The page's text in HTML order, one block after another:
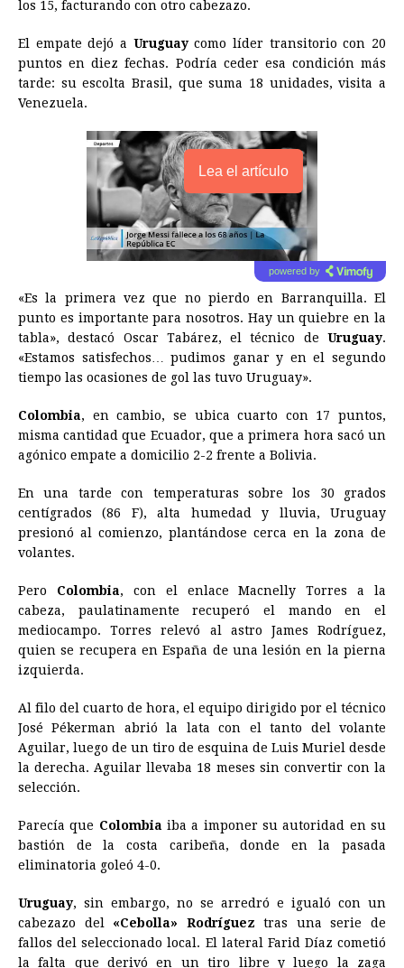
los 15, facturando con otro cabezazo.
El empate dejó a Uruguaycomo líder transitorio con 20
puntos en diez fechas. Podría ceder esa condición más
tarde: su escolta Brasil, que suma 18 unidades, visita a
Venezuela.
Lea el artículo
powered by
«Es la primera vez que no pierdo en Barranquilla. El
punto es importante para nosotros. Hay un quiebre en la
tabla», destacó Oscar Tabárez, el técnico de Uruguay.
«Estamos satisfechos… pudimos ganar y en el segundo
tiempo las ocasiones de gol las tuvo Uruguay».
Colombia, en cambio, se ubica cuarto con 17 puntos,
misma cantidad que Ecuador, que a primera hora sacó un
agónico empate a domicilio 2-2 frente a Bolivia.
En una tarde con temperaturas sobre los 30 grados
centígrados (86 F), alta humedad y lluvia, Uruguay
presionó al comienzo, plantándose cerca en la zona de
volantes.
Pero Colombia, con el enlace Macnelly Torres a la
cabeza, paulatinamente recuperó el mando en el
mediocampo. Torres relevó al astro James Rodríguez,
quien se recupera en España de una lesión en la pierna
izquierda.
Al filo del cuarto de hora, el equipo dirigido por el técnico
José Pékerman abrió la lata con el tanto del volante
Aguilar, luego de un tiro de esquina de Luis Muriel desde
la derecha. Aguilar llevaba 18 meses sin convertir con la
selección.
Parecía que Colombia iba a imponer su autoridad en su
bastión de la costa caribeña, donde en la pasada
eliminatoria goleó 4-0.
Uruguay, sin embargo, no se arredró e igualó con un
cabezazo del «Cebolla» Rodríguez tras una serie de
fallos del seleccionado local. El lateral Farid Díaz cometió
la falta que derivó en un tiro libre y luego la zaga